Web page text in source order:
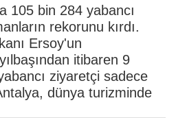
105 bin 284 yabancı
rekorunu kırdı.
Ersoy'un
itibaren 9
ziyaretçi sadece
dünya turizminde